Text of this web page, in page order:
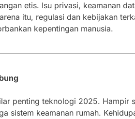
etis. Isu privasi, keamanan
itu, regulasi dan kebijakan
kepentingan manusia.
penting teknologi 2025. Hampir
sistem keamanan rumah.